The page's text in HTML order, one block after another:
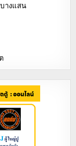
างแสน